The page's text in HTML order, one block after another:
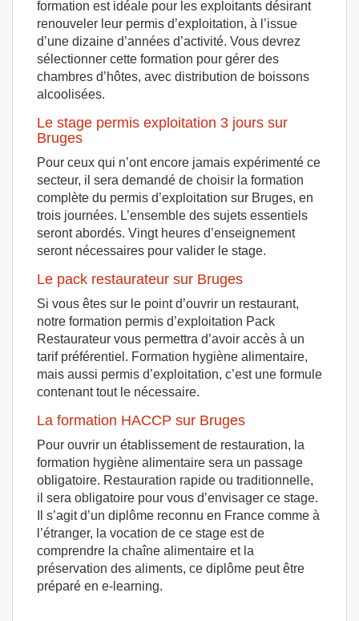
formation est idéale pour les exploitants désirant
renouveler leur permis d’exploitation, à l’issue
d’une dizaine d’années d’activité. Vous devrez
sélectionner cette formation pour gérer des
chambres d’hôtes, avec distribution de boissons
alcoolisées.
Le stage permis exploitation 3 jours sur
Bruges
Pour ceux qui n’ont encore jamais expérimenté ce
secteur, il sera demandé de choisir la formation
complète du permis d’exploitation sur Bruges, en
trois journées. L’ensemble des sujets essentiels
seront abordés. Vingt heures d’enseignement
seront nécessaires pour valider le stage.
Le pack restaurateur sur Bruges
Si vous êtes sur le point d’ouvrir un restaurant,
notre formation permis d’exploitation Pack
Restaurateur vous permettra d’avoir accès à un
tarif préférentiel. Formation hygiène alimentaire,
mais aussi permis d’exploitation, c’est une formule
contenant tout le nécessaire.
La formation HACCP sur Bruges
Pour ouvrir un établissement de restauration, la
formation hygiène alimentaire sera un passage
obligatoire. Restauration rapide ou traditionnelle,
il sera obligatoire pour vous d’envisager ce stage.
Il s’agit d’un diplôme reconnu en France comme à
l’étranger, la vocation de ce stage est de
comprendre la chaîne alimentaire et la
préservation des aliments, ce diplôme peut être
préparé en e-learning.